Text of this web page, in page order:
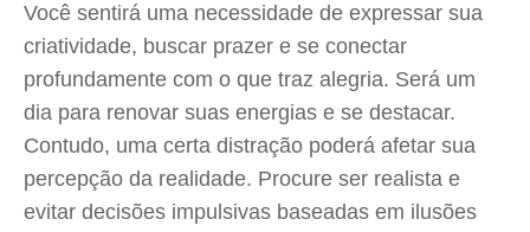
Você sentirá uma necessidade de expressar sua
criatividade, buscar prazer e se conectar
profundamente com o que traz alegria. Será um
dia para renovar suas energias e se destacar.
Contudo, uma certa distração poderá afetar sua
percepção da realidade. Procure ser realista e
evitar decisões impulsivas baseadas em ilusões